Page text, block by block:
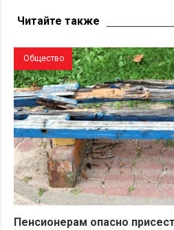
Читайте также
Общество
Пенсионерам опасно